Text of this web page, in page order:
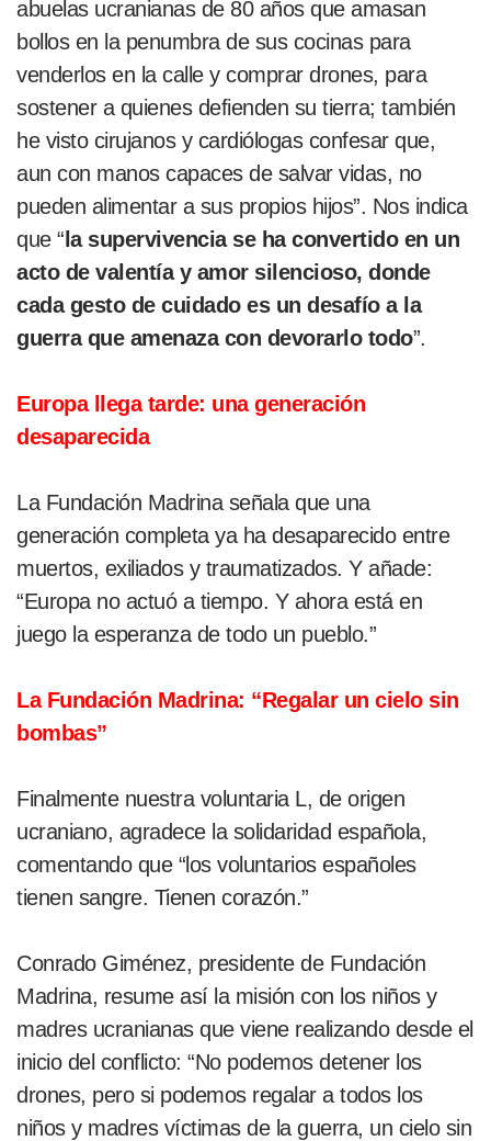
abuelas ucranianas de 80 años que amasan
bollos en la penumbra de sus cocinas para
venderlos en la calle y comprar drones, para
sostener a quienes defienden su tierra; también
he visto cirujanos y cardiólogas confesar que,
aun con manos capaces de salvar vidas, no
pueden alimentar a sus propios hijos”. Nos indica
que “ la supervivencia se ha convertido en un
acto de valentía y amor silencioso, donde
cada gesto de cuidado es un desafío a la
guerra que amenaza con devorarlo todo”.
Europa llega tarde: una generación
desaparecida
La Fundación Madrina señala que una
generación completa ya ha desaparecido entre
muertos, exiliados y traumatizados. Y añade:
“Europa no actuó a tiempo. Y ahora está en
juego la esperanza de todo un pueblo.”
La Fundación Madrina: “Regalar un cielo sin
bombas”
Finalmente nuestra voluntaria L, de origen
ucraniano, agradece la solidaridad española,
comentando que “los voluntarios españoles
tienen sangre. Tienen corazón.”
Conrado Giménez, presidente de Fundación
Madrina, resume así la misión con los niños y
madres ucranianas que viene realizando desde el
inicio del conflicto: “No podemos detener los
drones, pero si podemos regalar a todos los
niños y madres víctimas de la guerra, un cielo sin